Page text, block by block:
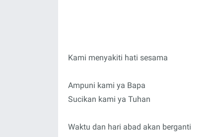
Kami menyakiti hati sesama
Ampuni kami ya Bapa
Sucikan kami ya Tuhan
Waktu dan hari abad akan berganti